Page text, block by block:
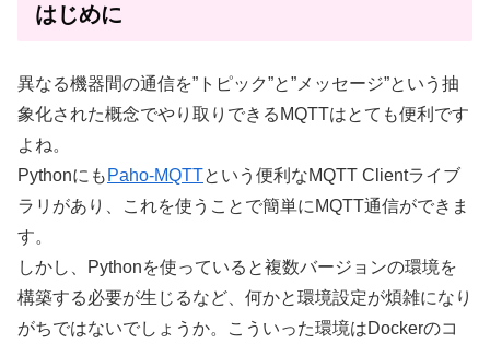
はじめに
異なる機器間の通信を”トピック”と”メッセージ”という抽
象化された概念でやり取りできるMQTTはとても便利です
よね。
Pythonにも Paho-MQTTという便利なMQTT Clientライブ
ラリがあり、これを使うことで簡単にMQTT通信ができま
す。
しかし、Pythonを使っていると複数バージョンの環境を
構築する必要が生じるなど、何かと環境設定が煩雑になり
がちではないでしょうか。こういった環境はDockerのコ